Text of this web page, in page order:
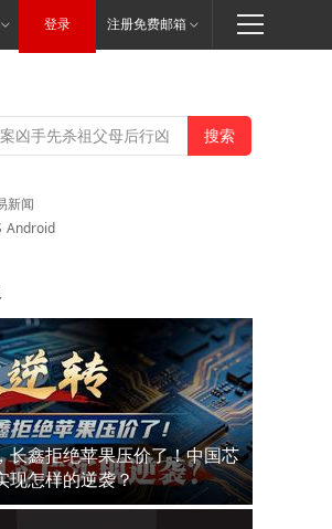
登录 注册免费邮箱
新闻
Android
长鑫拒绝苹果压价了！中国芯
现怎样的逆袭？